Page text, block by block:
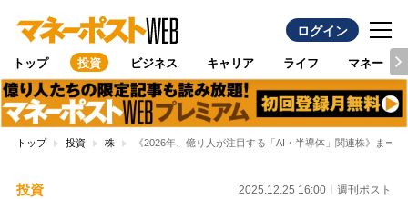
ログイン
トップ 投資 ビジネス キャリア ライフ マネー
トップ 投資 株 《2026年、億り人が注目する「AI・半導体」関連株》まー
投資 2025.12.25 16:00 週刊ポスト